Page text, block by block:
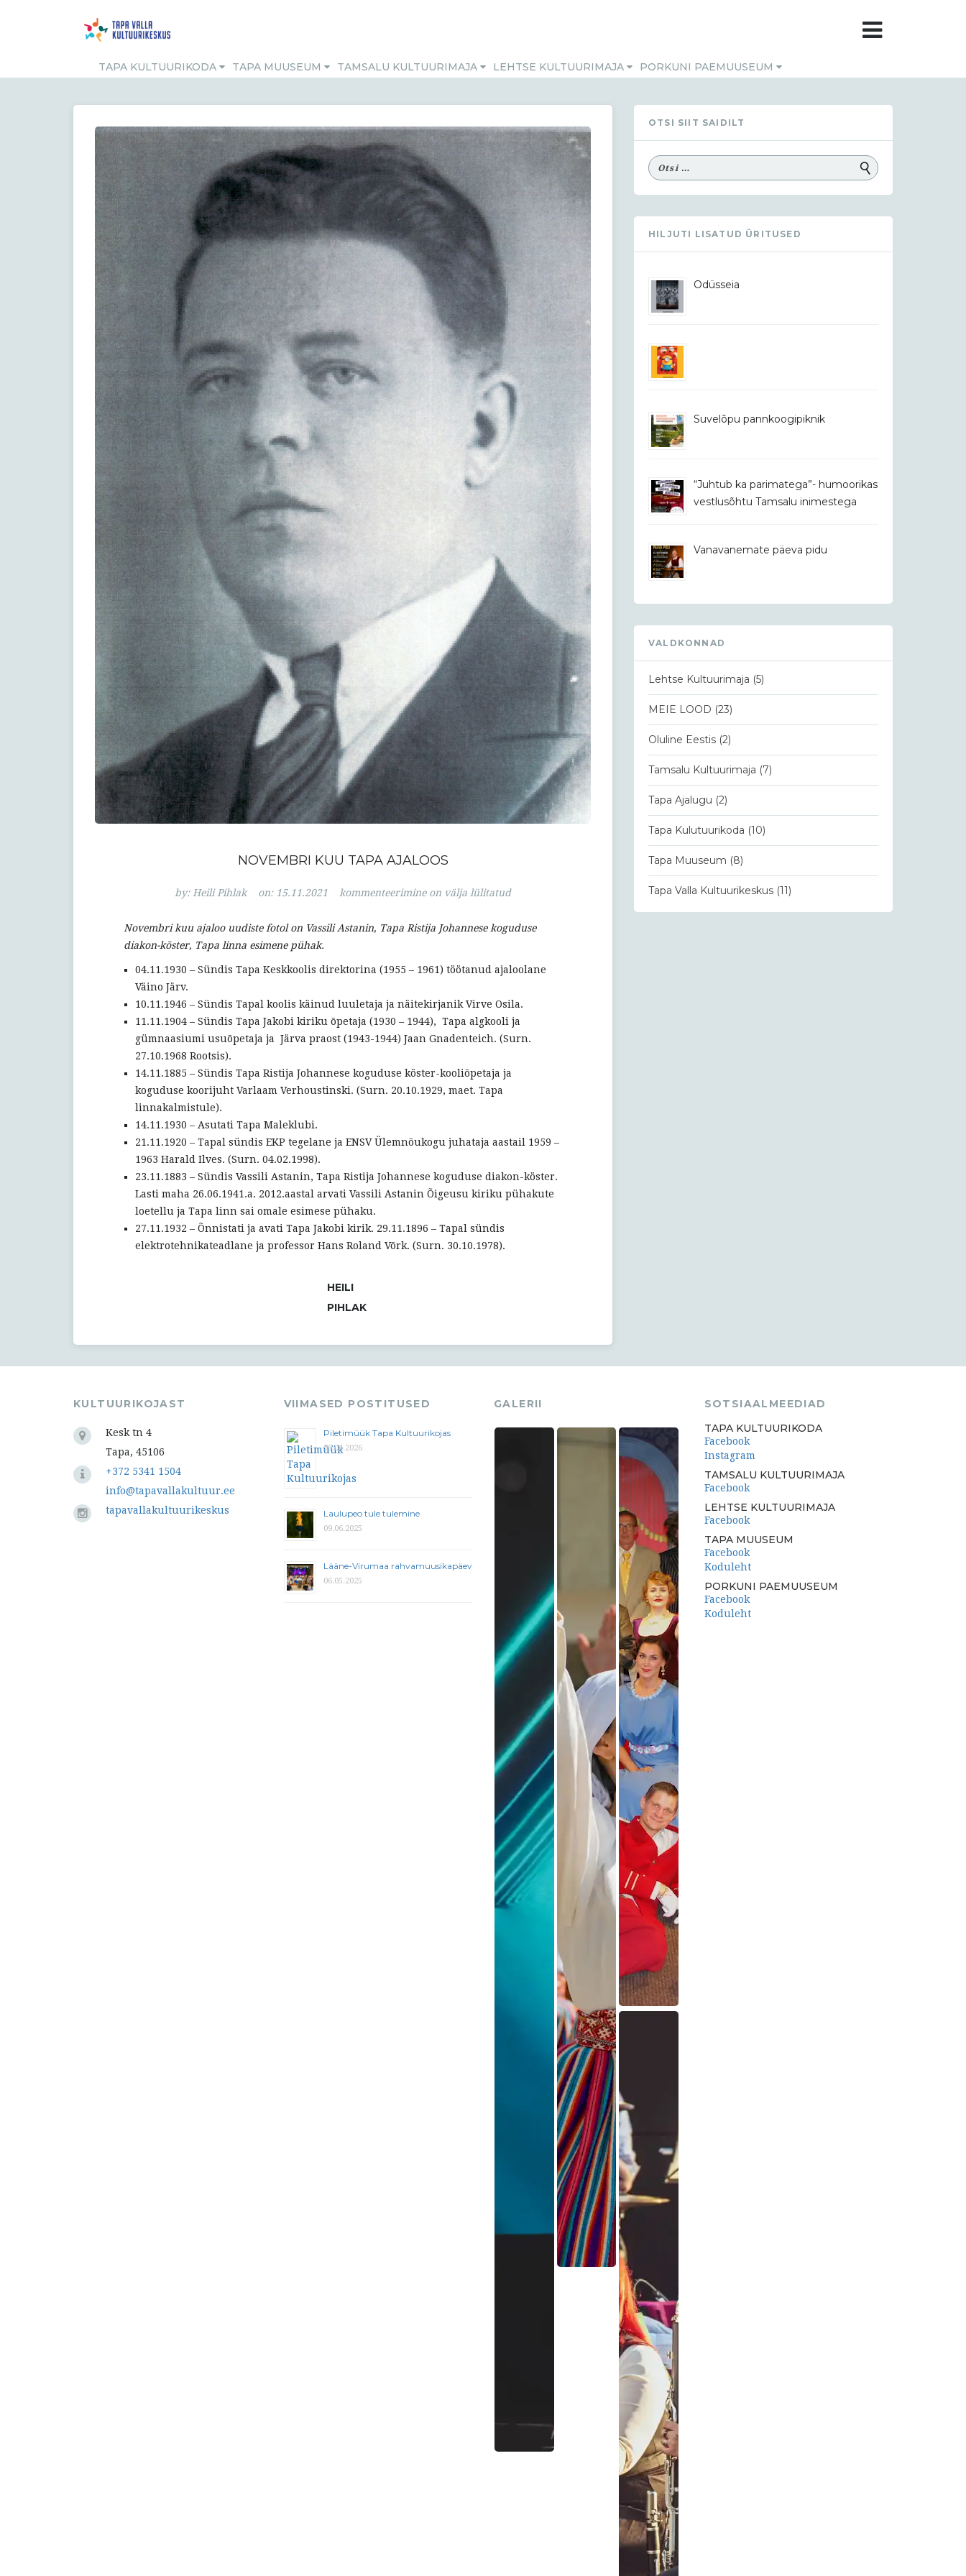
TAPA KULTUURIKODA TAPA MUUSEUM TAMSALU KULTUURIMAJA LEHTSE KULTUURIMAJA PORKUNI PAEMUUSEUM
NOVEMBRI KUU TAPA AJALOOS
by: Heili Pihlak on: 15.11.2021
Novembri
Tapa
kommenteerimine on välja lülitatud
Novembri kuu ajaloo uudiste fotol on Vassili Astanin, Tapa Ristija Johannese koguduse
diakon-köster, Tapa linna esimene pühak.
04.11.1930 – Sündis Tapa Keskkoolis direktorina (1955 – 1961) töötanud ajaloolane
Väino Järv.
10.11.1946 – Sündis Tapal koolis käinud luuletaja ja näitekirjanik Virve Osila.
11.11.1904 – Sündis Tapa Jakobi kiriku õpetaja (1930 – 1944), Tapa algkooli ja
gümnaasiumi usuõpetaja ja Järva praost (1943-1944) Jaan Gnadenteich. (Surn.
27.10.1968 Rootsis).
14.11.1885 – Sündis Tapa Ristija Johannese koguduse köster-kooliõpetaja ja
koguduse koorijuht Varlaam Verhoustinski. (Surn. 20.10.1929, maet. Tapa
linnakalmistule).
14.11.1930 – Asutati Tapa Maleklubi.
21.11.1920 – Tapal sündis EKP tegelane ja ENSV Ülemnõukogu juhataja aastail 1959 –
1963 Harald Ilves. (Surn. 04.02.1998).
23.11.1883 – Sündis Vassili Astanin, Tapa Ristija Johannese koguduse diakon-köster.
Lasti maha 26.06.1941.a. 2012.aastal arvati Vassili Astanin Õigeusu kiriku pühakute
loetellu ja Tapa linn sai omale esimese pühaku.
27.11.1932 – Õnnistati ja avati Tapa Jakobi kirik. 29.11.1896 – Tapal sündis
elektrotehnikateadlane ja professor Hans Roland Võrk. (Surn. 30.10.1978).
HEILI
PIHLAK
OTSI SIIT SAIDILT
HILJUTI LISATUD ÜRITUSED
Odüsseia
Suvelõpu pannkoogipiknik
“Juhtub ka parimatega”- humoorikas
vestlusõhtu Tamsalu inimestega
Vanavanemate päeva pidu
VALDKONNAD
Lehtse Kultuurimaja (5)
MEIE LOOD (23)
Oluline Eestis (2)
Tamsalu Kultuurimaja (7)
Tapa Ajalugu (2)
Tapa Kulutuurikoda (10)
Tapa Muuseum (8)
Tapa Valla Kultuurikeskus (11)
KULTUURIKOJAST
Kesk tn 4
Tapa, 45106
+372 5341 1504
info@tapavallakultuur.ee
tapavallakultuurikeskus
VIIMASED POSTITUSED
Piletimüük Tapa Kultuurikojas
29.04.2026
Laulupeo tule tulemine
09.06.2025
Lääne-Virumaa rahvamuusikapäev
06.05.2025
GALERII
SOTSIAALMEEDIAD
TAPA KULTUURIKODA
Facebook
Instagram
TAMSALU KULTUURIMAJA
Facebook
LEHTSE KULTUURIMAJA
Facebook
TAPA MUUSEUM
Facebook
Koduleht
PORKUNI PAEMUUSEUM
Facebook
Koduleht